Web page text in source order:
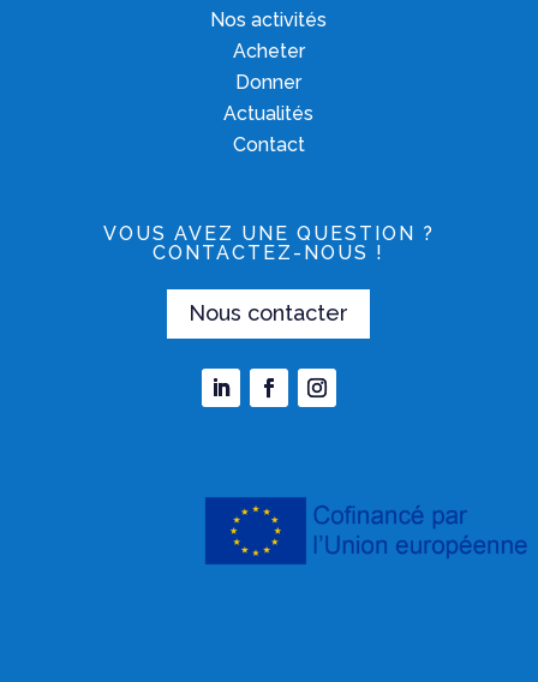
Nos activités
Acheter
Donner
Actualités
Contact
VOUS AVEZ UNE QUESTION ?
CONTACTEZ-NOUS !
Nous contacter